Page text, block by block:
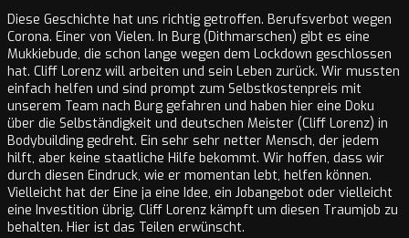
Diese Geschichte hat uns richtig getroffen. Berufsverbot wegen
Corona. Einer von Vielen. In Burg (Dithmarschen) gibt es eine
Mukkiebude, die schon lange wegen dem Lockdown geschlossen
hat. Cliff Lorenz will arbeiten und sein Leben zurück. Wir mussten
einfach helfen und sind prompt zum Selbstkostenpreis mit
unserem Team nach Burg gefahren und haben hier eine Doku
über die Selbständigkeit und deutschen Meister (Cliff Lorenz) in
Bodybuilding gedreht. Ein sehr sehr netter Mensch, der jedem
hilft, aber keine staatliche Hilfe bekommt. Wir hoffen, dass wir
durch diesen Eindruck, wie er momentan lebt, helfen können.
Vielleicht hat der Eine ja eine Idee, ein Jobangebot oder vielleicht
eine Investition übrig. Cliff Lorenz kämpft um diesen Traumjob zu
behalten. Hier ist das Teilen erwünscht.